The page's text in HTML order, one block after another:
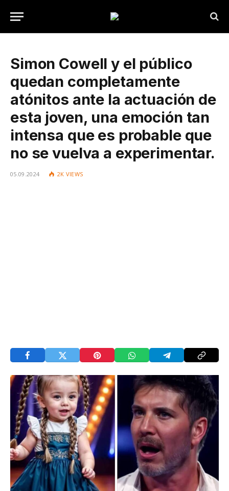
Simon Cowell y el público
quedan completamente
atónitos ante la actuación de
esta joven, una emoción tan
intensa que es probable que
no se vuelva a experimentar.
05.09.2024 2K VIEWS